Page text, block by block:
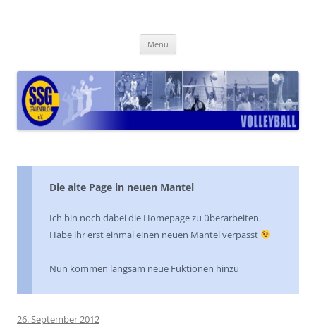
Menü
Die alte Page in neuen Mantel
Ich bin noch dabei die Homepage zu überarbeiten.
Habe ihr erst einmal einen neuen Mantel verpasst
Nun kommen langsam neue Fuktionen hinzu
26. September 2012